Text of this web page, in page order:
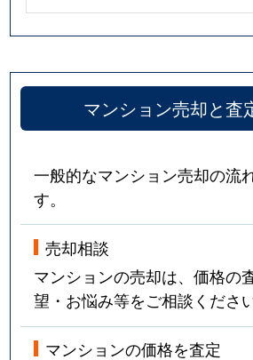
マンション売却と査
一般的なマンション売却の流
す。
売却相談
マンションの売却は、価格の
望・お悩み等をご相談ください
マンションの価格を査定